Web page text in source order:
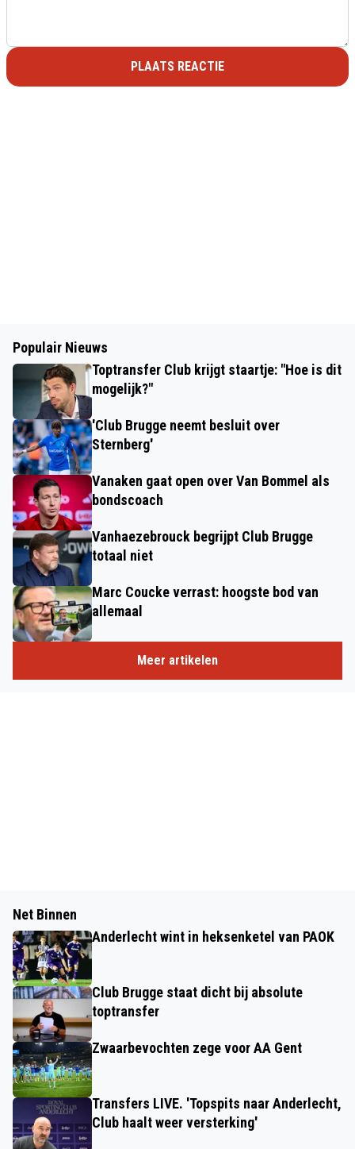
PLAATS REACTIE
Populair Nieuws
Toptransfer Club krijgt staartje: "Hoe is dit
mogelijk?"
'Club Brugge neemt besluit over
Sternberg'
Vanaken gaat open over Van Bommel als
bondscoach
Vanhaezebrouck begrijpt Club Brugge
totaal niet
Marc Coucke verrast: hoogste bod van
allemaal
Meer artikelen
Net Binnen
Anderlecht wint in heksenketel van PAOK
Club Brugge staat dicht bij absolute
toptransfer
Zwaarbevochten zege voor AA Gent
Transfers LIVE. 'Topspits naar Anderlecht,
Club haalt weer versterking'